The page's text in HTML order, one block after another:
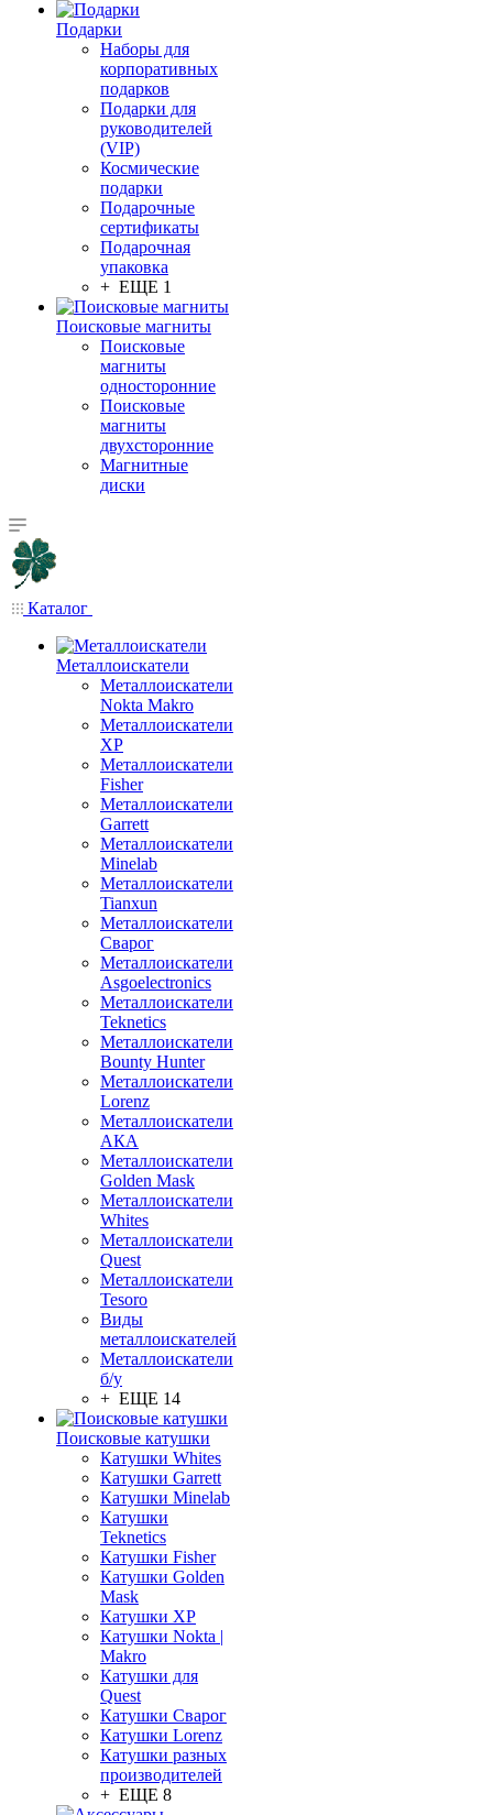
Подарки
Наборы для
корпоративных
подарков
Подарки для
руководителей
(VIP)
Космические
подарки
Подарочные
сертификаты
Подарочная
упаковка
+ ЕЩЕ 1
Поисковые магниты
Поисковые
магниты
односторонние
Поисковые
магниты
двухсторонние
Магнитные
диски
Каталог
Металлоискатели
Металлоискатели
Nokta Makro
Металлоискатели
XP
Металлоискатели
Fisher
Металлоискатели
Garrett
Металлоискатели
Minelab
Металлоискатели
Tianxun
Металлоискатели
Сварог
Металлоискатели
Asgoelectronics
Металлоискатели
Teknetics
Металлоискатели
Bounty Hunter
Металлоискатели
Lorenz
Металлоискатели
АКА
Металлоискатели
Golden Mask
Металлоискатели
Whites
Металлоискатели
Quest
Металлоискатели
Tesoro
Виды
металлоискателей
Металлоискатели
б/у
+ ЕЩЕ 14
Поисковые катушки
Катушки Whites
Катушки Garrett
Катушки Minelab
Катушки
Teknetics
Катушки Fisher
Катушки Golden
Mask
Катушки XP
Катушки Nokta |
Makro
Катушки для
Quest
Катушки Сварог
Катушки Lorenz
Катушки разных
производителей
+ ЕЩЕ 8